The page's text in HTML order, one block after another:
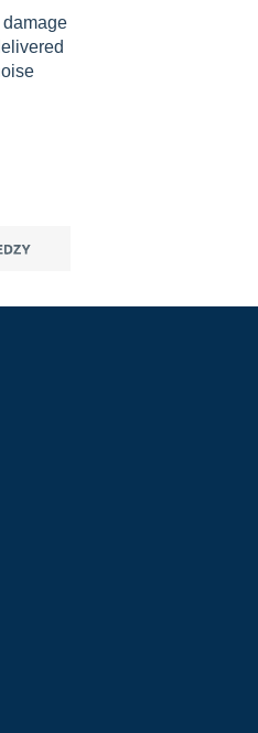
się w nowej karcie